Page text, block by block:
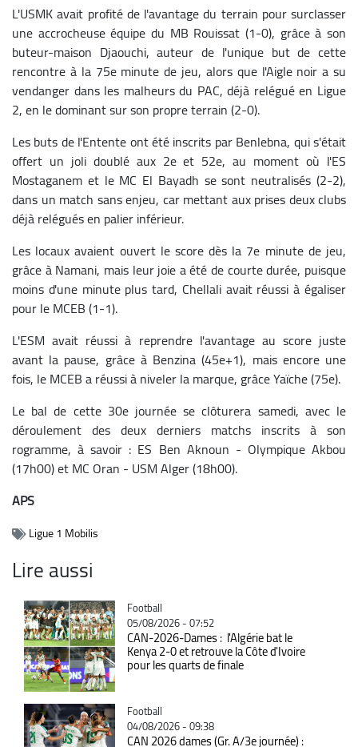
L'USMK avait profité de l'avantage du terrain pour surclasser
une accrocheuse équipe du MB Rouissat (1-0), grâce à son
buteur-maison Djaouchi, auteur de l'unique but de cette
rencontre à la 75e minute de jeu, alors que l'Aigle noir a su
vendanger dans les malheurs du PAC, déjà relégué en Ligue
2, en le dominant sur son propre terrain (2-0).
Les buts de l'Entente ont été inscrits par Benlebna, qui s'était
offert un joli doublé aux 2e et 52e, au moment où l'ES
Mostaganem et le MC El Bayadh se sont neutralisés (2-2),
dans un match sans enjeu, car mettant aux prises deux clubs
déjà relégués en palier inférieur.
Les locaux avaient ouvert le score dès la 7e minute de jeu,
grâce à Namani, mais leur joie a été de courte durée, puisque
moins d'une minute plus tard, Chellali avait réussi à égaliser
pour le MCEB (1-1).
L'ESM avait réussi à reprendre l'avantage au score juste
avant la pause, grâce à Benzina (45e+1), mais encore une
fois, le MCEB a réussi à niveler la marque, grâce Yaïche (75e).
Le bal de cette 30e journée se clôturera samedi, avec le
déroulement des deux derniers matchs inscrits à son
rogramme, à savoir : ES Ben Aknoun - Olympique Akbou
(17h00) et MC Oran - USM Alger (18h00).
APS
Ligue 1 Mobilis
Lire aussi
Catégorie
Football
05/08/2026 - 07:52
CAN-2026-Dames : l'Algérie bat le
Kenya 2-0 et retrouve la Côte d'Ivoire
pour les quarts de finale
Catégorie
Football
04/08/2026 - 09:38
CAN 2026 dames (Gr. A/3e journée) :